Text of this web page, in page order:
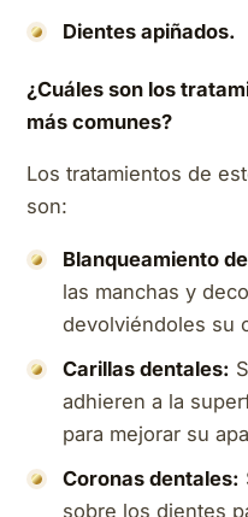
Dientes apiñados.
¿Cuáles son los
más comunes?
Los tratamientos de
son:
Blanqueamiento
las manchas y
devolviéndoles su
Carillas dentales:
adhieren a la
para mejorar su
Coronas dentales:
sobre los dientes